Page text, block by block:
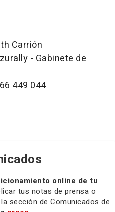
Carrión
- Gabinete de
449 044
online de tu
tus notas de prensa o
sección de Comunicados de